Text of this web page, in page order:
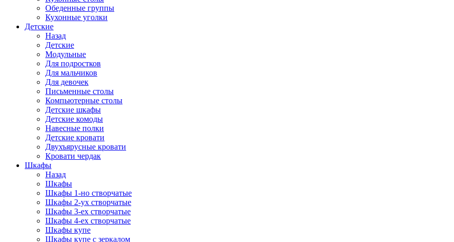
Обеденные группы
Кухонные уголки
Детские
Назад
Детские
Модульные
Для подростков
Для мальчиков
Для девочек
Письменные столы
Компьютерные столы
Детские шкафы
Детские комоды
Навесные полки
Детские кровати
Двухъярусные кровати
Кровати чердак
Шкафы
Назад
Шкафы
Шкафы 1-но створчатые
Шкафы 2-ух створчатые
Шкафы 3-ех створчатые
Шкафы 4-ех створчатые
Шкафы купе
Шкафы купе с зеркалом